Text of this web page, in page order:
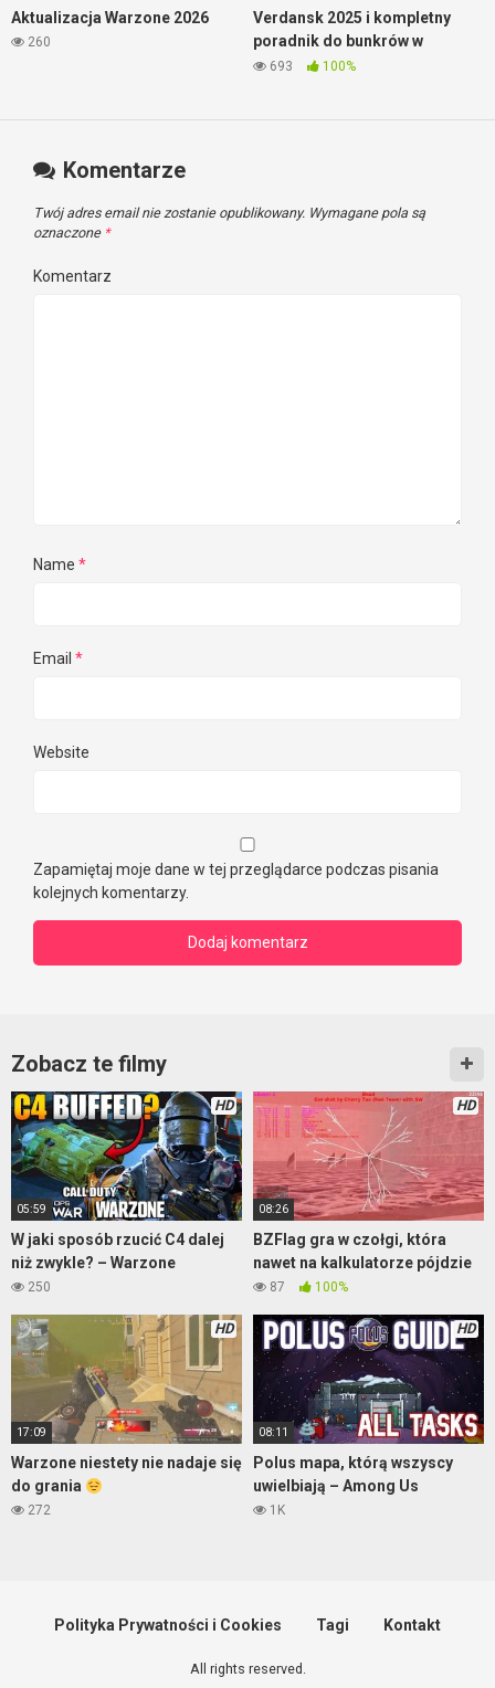
Aktualizacja Warzone 2026
260
Verdansk 2025 i kompletny
poradnik do bunkrów w
Warzone
693 100%
Komentarze
Twój adres email nie zostanie opublikowany. Wymagane pola są
oznaczone *
Komentarz
Name *
Email *
Website
Zapamiętaj moje dane w tej przeglądarce podczas pisania
kolejnych komentarzy.
Zobacz te filmy
HD
05:59
W jaki sposób rzucić C4 dalej
niż zwykle? – Warzone
250
HD
08:26
BZFlag gra w czołgi, która
nawet na kalkulatorze pójdzie
87 100%
HD
17:09
Warzone niestety nie nadaje się
do grania
272
HD
08:11
Polus mapa, którą wszyscy
uwielbiają – Among Us
1K
Polityka Prywatności i Cookies Tagi Kontakt
All rights reserved.